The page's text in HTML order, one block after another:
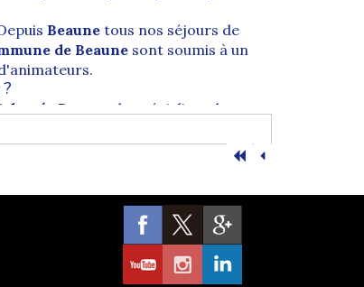
Beaune tous nos séjours de
de Beaune sont soumis à un
Beaune
, le spécialiste des
vous la Gare de Beaune, gare SNCF
en Minibus.